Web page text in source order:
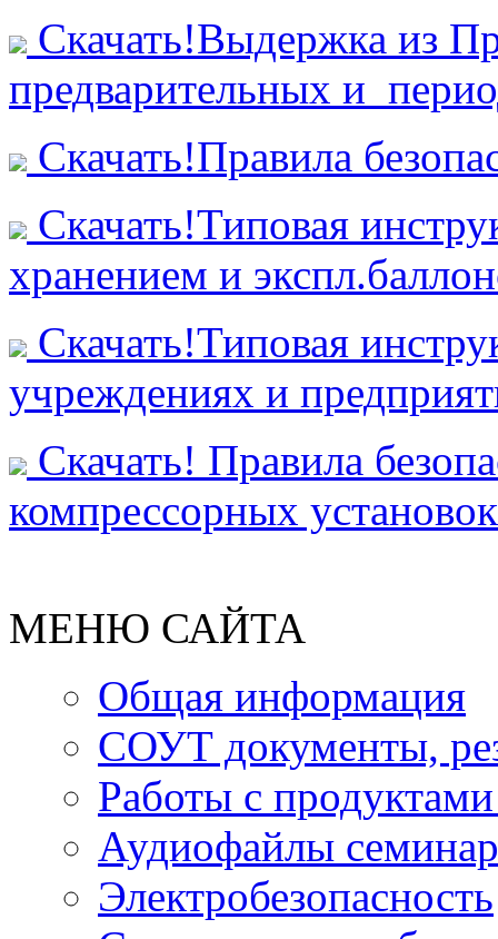
Скачать!Выдержка из
предварительных и
Скачать!Правила
Скачать!Типовая
хранением и
Скачать!Типовая
учреждениях и
Скачать! Правила
компрессорных установок
МЕНЮ САЙТА
Общая информация
СОУТ документы,
Работы с
Аудиофайлы
Электробезопасность